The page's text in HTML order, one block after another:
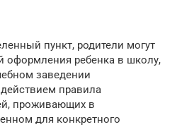
пункт, родители могут
оформления ребенка в школу,
заведении
правила
проживающих в
для конкретного